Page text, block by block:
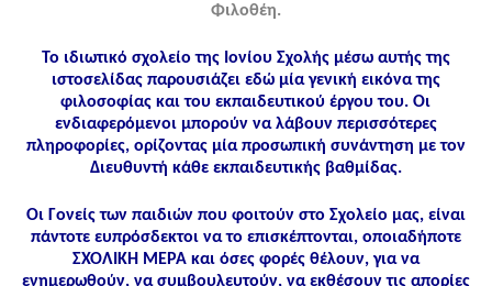
Φιλοθέη.
Το ιδιωτικό σχολείο της Ιονίου Σχολής μέσω αυτής της
ιστοσελίδας παρουσιάζει εδώ μία γενική εικόνα της
φιλοσοφίας και του εκπαιδευτικού έργου του. Οι
ενδιαφερόμενοι μπορούν να λάβουν περισσότερες
πληροφορίες, ορίζοντας μία προσωπική συνάντηση με τον
Διευθυντή κάθε εκπαιδευτικής βαθμίδας.
Οι Γονείς των παιδιών που φοιτούν στο Σχολείο μας, είναι
πάντοτε ευπρόσδεκτοι να το επισκέπτονται, οποιαδήποτε
ΣΧΟΛΙΚΗ ΜΕΡΑ και όσες φορές θέλουν, για να
ενημερωθούν, να συμβουλευτούν, να εκθέσουν τις απορίες